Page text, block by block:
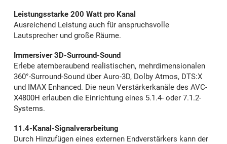
Leistungsstarke 200 Watt pro Kanal
Ausreichend Leistung auch für anspruchsvolle
Lautsprecher und große Räume.
Immersiver 3D-Surround-Sound
Erlebe atemberaubend realistischen, mehrdimensionalen
360°-Surround-Sound über Auro-3D, Dolby Atmos, DTS:X
und IMAX Enhanced. Die neun Verstärkerkanäle des AVC-
X4800H erlauben die Einrichtung eines 5.1.4- oder 7.1.2-
Systems.
11.4-Kanal-Signalverarbeitung
Durch Hinzufügen eines externen Endverstärkers kann der